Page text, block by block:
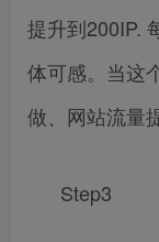
提升到200IP.
体可感。当这
做、网站流量
Step3